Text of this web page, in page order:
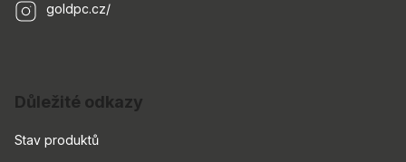
goldpc.cz/
Důležité odkazy
Stav produktů